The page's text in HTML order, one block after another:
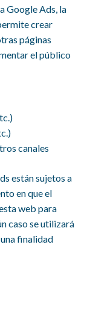
Google Ads, la
crear
páginas
el público
canales
están sujetos a
en que el
web para
caso se utilizará
finalidad